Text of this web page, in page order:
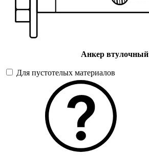
Анкер втулочный
Для пустотелых материалов